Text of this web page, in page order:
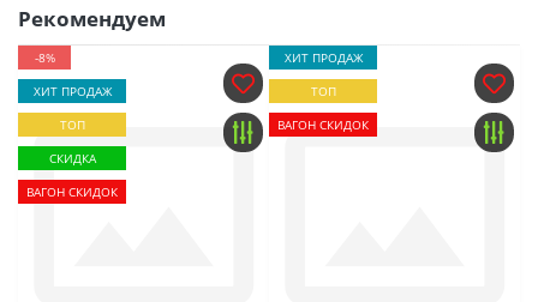
Рекомендуем
-8%
ХИТ ПРОДАЖ
ТОП
СКИДКА
ВАГОН СКИДОК
ХИТ ПРОДАЖ
ТОП
ВАГОН СКИДОК